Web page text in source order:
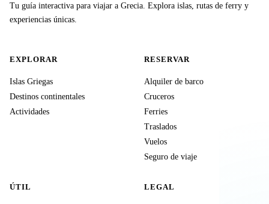
Tu guía interactiva para viajar a Grecia. Explora islas, rutas de ferry y
experiencias únicas.
EXPLORAR
Islas Griegas
Destinos continentales
Actividades
RESERVAR
Alquiler de barco
Cruceros
Ferries
Traslados
Vuelos
Seguro de viaje
ÚTIL LEGAL